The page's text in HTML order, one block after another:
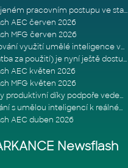
Bluebeam v propojeném pracovním postupu ve stavebnictví: Proč je int
AEC červen 2026
MFG červen 2026
Tři překážky rozšiřování využití umělé inteligence ve stavebním prům
Autodesk Flex (platba za použití) je nyní ještě dostupnější
AEC květen 2026
MFG květen 2026
Udržujte vaše týmy produktivní díky podpoře vedené odborníky
Od experimentování s umělou inteligencí k reálnému dopadu na podniká
AEC duben 2026
Newsflash